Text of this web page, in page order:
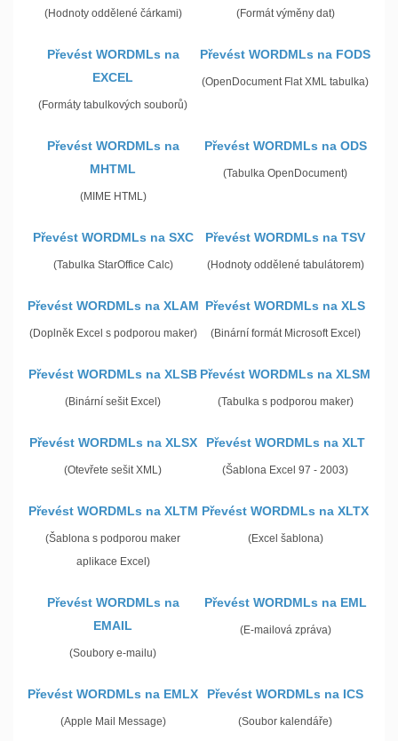
(Hodnoty oddělené čárkami) (Formát výměny dat)
Převést WORDMLs na
EXCEL
(Formáty tabulkových souborů)
Převést WORDMLs na FODS
(OpenDocument Flat XML tabulka)
Převést WORDMLs na
MHTML
(MIME HTML)
Převést WORDMLs na ODS
(Tabulka OpenDocument)
Převést WORDMLs na SXC
(Tabulka StarOffice Calc)
Převést WORDMLs na TSV
(Hodnoty oddělené tabulátorem)
Převést WORDMLs na XLAM
(Doplněk Excel s podporou maker)
Převést WORDMLs na XLS
(Binární formát Microsoft Excel)
Převést WORDMLs na XLSB
(Binární sešit Excel)
Převést WORDMLs na XLSM
(Tabulka s podporou maker)
Převést WORDMLs na XLSX
(Otevřete sešit XML)
Převést WORDMLs na XLT
(Šablona Excel 97 - 2003)
Převést WORDMLs na XLTM
(Šablona s podporou maker
aplikace Excel)
Převést WORDMLs na XLTX
(Excel šablona)
Převést WORDMLs na
EMAIL
(Soubory e-mailu)
Převést WORDMLs na EML
(E-mailová zpráva)
Převést WORDMLs na EMLX
(Apple Mail Message)
Převést WORDMLs na ICS
(Soubor kalendáře)